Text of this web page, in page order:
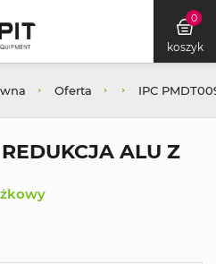
0
koszyk
Oferta IPC
ALU Z